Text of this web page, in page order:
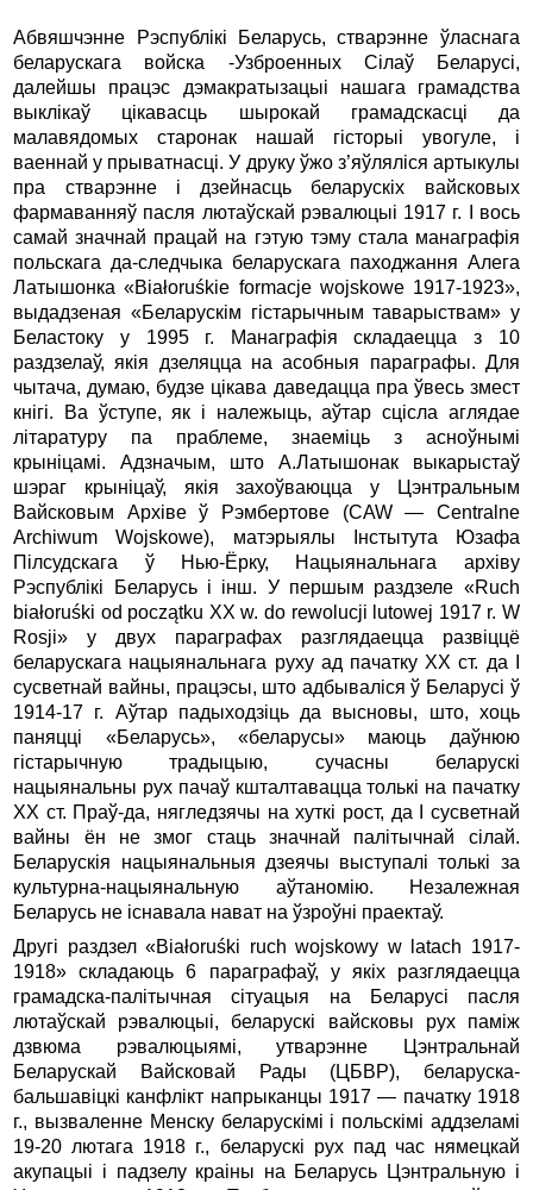
Абвяшчэнне Рэспублiкi Беларусь, стварэнне ўласнага
беларускага войска -Узброенных Сiлаў Беларусi,
далейшы працэс дэмакратызацыi нашага грамадства
выклiкаў цiкавасць шырокай грамадскасцi да
малавядомых старонак нашай гiсторыi увогуле, i
ваеннай у прыватнасцi. У друку ўжо з’яўлялiся артыкулы
пра стварэнне i дзейнасць беларускiх вайсковых
фармаванняў пасля лютаўскай рэвалюцыi 1917 г. I вось
самай значнай працай на гэтую тэму стала манаграфiя
польскага да-следчыка беларускага паходжання Алега
Латышонка «Białoruśkie formacje wojskowe 1917-1923»,
выдадзеная «Беларускiм гiстарычным таварыствам» у
Беластоку у 1995 г. Манаграфiя складаецца з 10
раздзелаў, якiя дзеляцца на асобныя параграфы. Для
чытача, думаю, будзе цiкава даведацца пра ўвесь змест
кнiгi. Ва ўступе, як i належыць, аўтар сцiсла аглядае
лiтаратуру па праблеме, знаемiць з асноўнымi
крынiцамi. Адзначым, што А.Латышонак выкарыстаў
шэраг крынiцаў, якiя захоўваюцца у Цэнтральным
Вайсковым Архiве ў Рэмбертове (CAW — Centralne
Archiwum Wojskowe), матэрыялы Iнстытута Юзафа
Пiлсудскага ў Нью-Ёрку, Нацыянальнага архiву
Рэспублiкi Беларусь i iнш. У першым раздзеле «Ruch
białoruśki od początku XX w. do rewolucji lutowej 1917 r. W
Rosji» у двух параграфах разглядаецца развiццё
беларускага нацыянальнага руху ад пачатку ХХ ст. да I
сусветнай вайны, працэсы, што адбывалiся ў Беларусi ў
1914-17 г. Аўтар падыходзiць да высновы, што, хоць
паняццi «Беларусь», «беларусы» маюць даўнюю
гiстарычную традыцыю, сучасны беларускi
нацыянальны рух пачаў кшталтавацца толькi на пачатку
ХХ ст. Праў-да, нягледзячы на хуткi рост, да I сусветнай
вайны ён не змог стаць значнай палiтычнай сiлай.
Беларускiя нацыянальныя дзеячы выступалi толькi за
культурна-нацыянальную аўтаномiю. Незалежная
Беларусь не iснавала нават на ўзроўнi праектаў.
Другi раздзел «Białoruśki ruch wojskowy w latach 1917-
1918» складаюць 6 параграфаў, у якiх разглядаецца
грамадска-палiтычная сiтуацыя на Беларусi пасля
лютаўскай рэвалюцыi, беларускi вайсковы рух памiж
дзвюма рэвалюцыямi, утварэнне Цэнтральнай
Беларускай Вайсковай Рады (ЦБВР), беларуска-
бальшавiцкi канфлiкт напрыканцы 1917 — пачатку 1918
г., вызваленне Менску беларускiмi i польскiмi аддзеламi
19-20 лютага 1918 г., беларускi рух пад час нямецкай
акупацыi i падзелу краiны на Беларусь Цэнтральную i